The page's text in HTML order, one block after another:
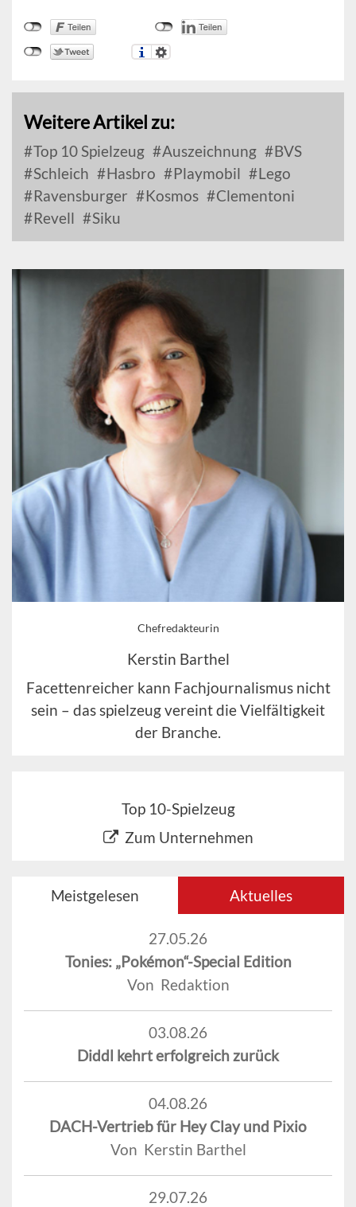
Weitere Artikel zu:
Top 10 Spielzeug Auszeichnung
BVS
Schleich
Hasbro Playmobil
Lego
Ravensburger
Kosmos
Clementoni
Revell
Siku
Chefredakteurin
Kerstin Barthel
Facettenreicher kann Fachjournalismus nicht
sein – das spielzeug vereint die Vielfältigkeit
der Branche.
Top 10-Spielzeug
Zum Unternehmen
Meistgelesen Aktuelles
27.05.26
Tonies: „Pokémon“-Special Edition
Von Redaktion
03.08.26
Diddl kehrt erfolgreich zurück
04.08.26
DACH-Vertrieb für Hey Clay und Pixio
Von Kerstin Barthel
29.07.26